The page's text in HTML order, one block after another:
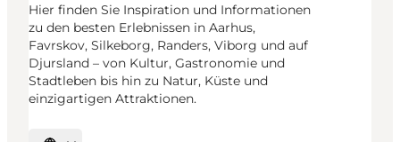
Hier finden Sie Inspiration und Informationen
zu den besten Erlebnissen in Aarhus,
Favrskov, Silkeborg, Randers, Viborg und auf
Djursland – von Kultur, Gastronomie und
Stadtleben bis hin zu Natur, Küste und
einzigartigen Attraktionen.